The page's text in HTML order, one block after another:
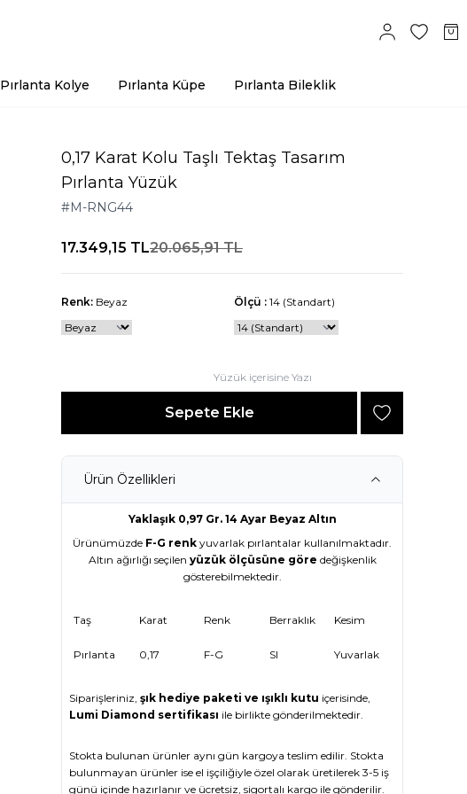
Pırlanta Kolye Pırlanta Küpe Pırlanta Bileklik
0,17 Karat Kolu Taşlı Tektaş Tasarım
Pırlanta Yüzük
#M-RNG44
17.349,15 TL20.065,91TL
Renk: Beyaz Ölçü : 14 (Standart)
Yüzük içerisine Yazı
Sepete Ekle
Ürün Özellikleri
Yaklaşık 0,97 Gr. 14 Ayar Beyaz Altın
Ürünümüzde F-G renk yuvarlak pırlantalar kullanılmaktadır.
Altın ağırlığı seçilen yüzük ölçüsüne göre değişkenlik
gösterebilmektedir.
Taş Karat Renk Berraklık Kesim
Pırlanta 0,17 F-G SI Yuvarlak
Siparişleriniz, şık hediye paketi ve ışıklı kutu içerisinde,
Lumi Diamond sertifikası ile birlikte gönderilmektedir.
Stokta bulunan ürünler aynı gün kargoya teslim edilir. Stokta
bulunmayan ürünler ise el işçiliğiyle özel olarak üretilerek 3-5 iş
günü içinde hazırlanır ve ücretsiz, sigortalı kargo ile gönderilir.